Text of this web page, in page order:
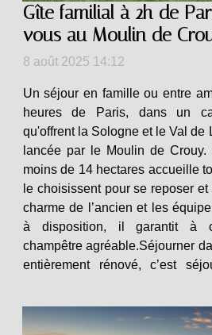
Gîte familial à 2h de
vous au Moulin de
8 août 2025 14:12
Un séjour en famille ou entre
heures de Paris, dans un
qu'offrent la Sologne et le Val de
lancée par le Moulin de
moins de 14 hectares accueille
le choisissent pour se reposer
charme de l’ancien et les
à disposition, il garantit à
champêtre agréable.Séjourner
entièrement rénové, c’est